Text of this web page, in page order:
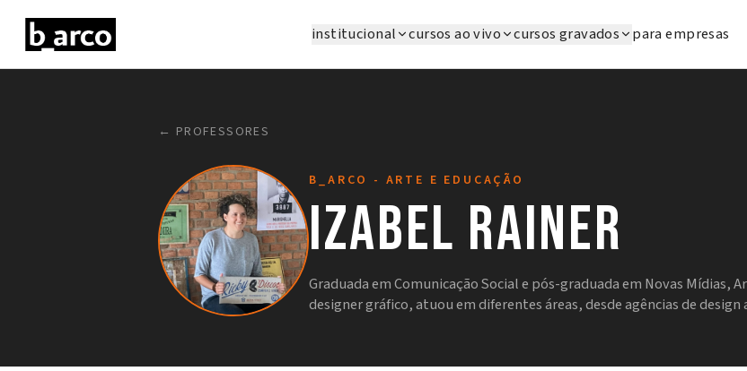
institucional cursos ao vivo cursos gravados para empresas
← PROFESSORES
B_ARCO - ARTE E EDUCAÇÃO
Izabel Rainer
Graduada em Comunicação Social e pós-graduada em Novas Mídias,
designer gráfico, atuou em diferentes áreas, desde agências de